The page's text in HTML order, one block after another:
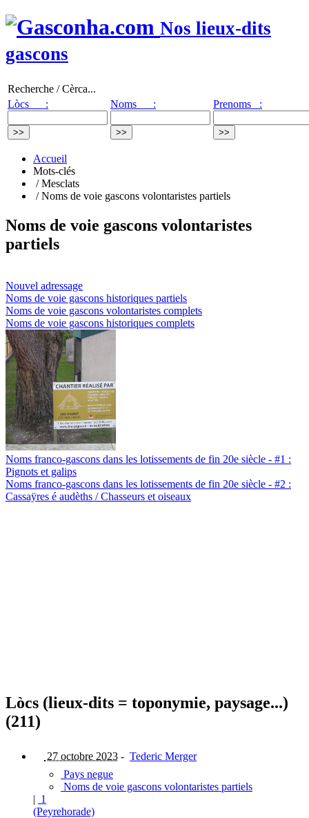
Nos lieux-dits
gascons
Recherche / Cèrca...
Lòcs :
Noms : Prenoms :
Accueil
Mots-clés
/ Mesclats
/ Noms de voie gascons volontaristes partiels
Noms de voie gascons volontaristes
partiels
Nouvel adressage
Noms de voie gascons historiques partiels
Noms de voie gascons volontaristes complets
Noms de voie gascons historiques complets
Noms franco-gascons dans les lotissements de fin 20e siècle - #1 :
Pignots et galips
Noms franco-gascons dans les lotissements de fin 20e siècle - #2 :
Cassaÿres é audèths / Chasseurs et oiseaux
Lòcs (lieux-dits = toponymie, paysage...)
(211)
27 octobre 2023 - Tederic Merger
Pays negue
Noms de voie gascons volontaristes partiels
| 1
(Peyrehorade)